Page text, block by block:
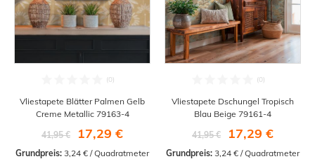
Vliestapete Blätter Palmen Gelb
Creme Metallic 79163-4
41,95 €
17,29 €
Grundpreis: 3,24 € / Quadratmeter
Vliestapete Dschungel Tropisch
Blau Beige 79161-4
41,95 €
17,29 €
Grundpreis: 3,24 € / Quadratmeter